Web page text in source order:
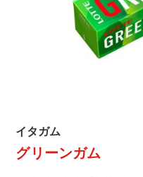
イ
ガ
イタガム
グリーンガム